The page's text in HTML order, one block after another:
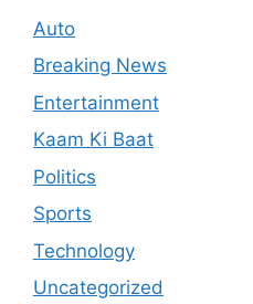
Auto
Breaking News
Entertainment
Kaam Ki Baat
Politics
Sports
Technology
Uncategorized